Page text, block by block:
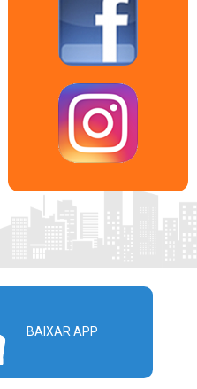
BAIXAR APP